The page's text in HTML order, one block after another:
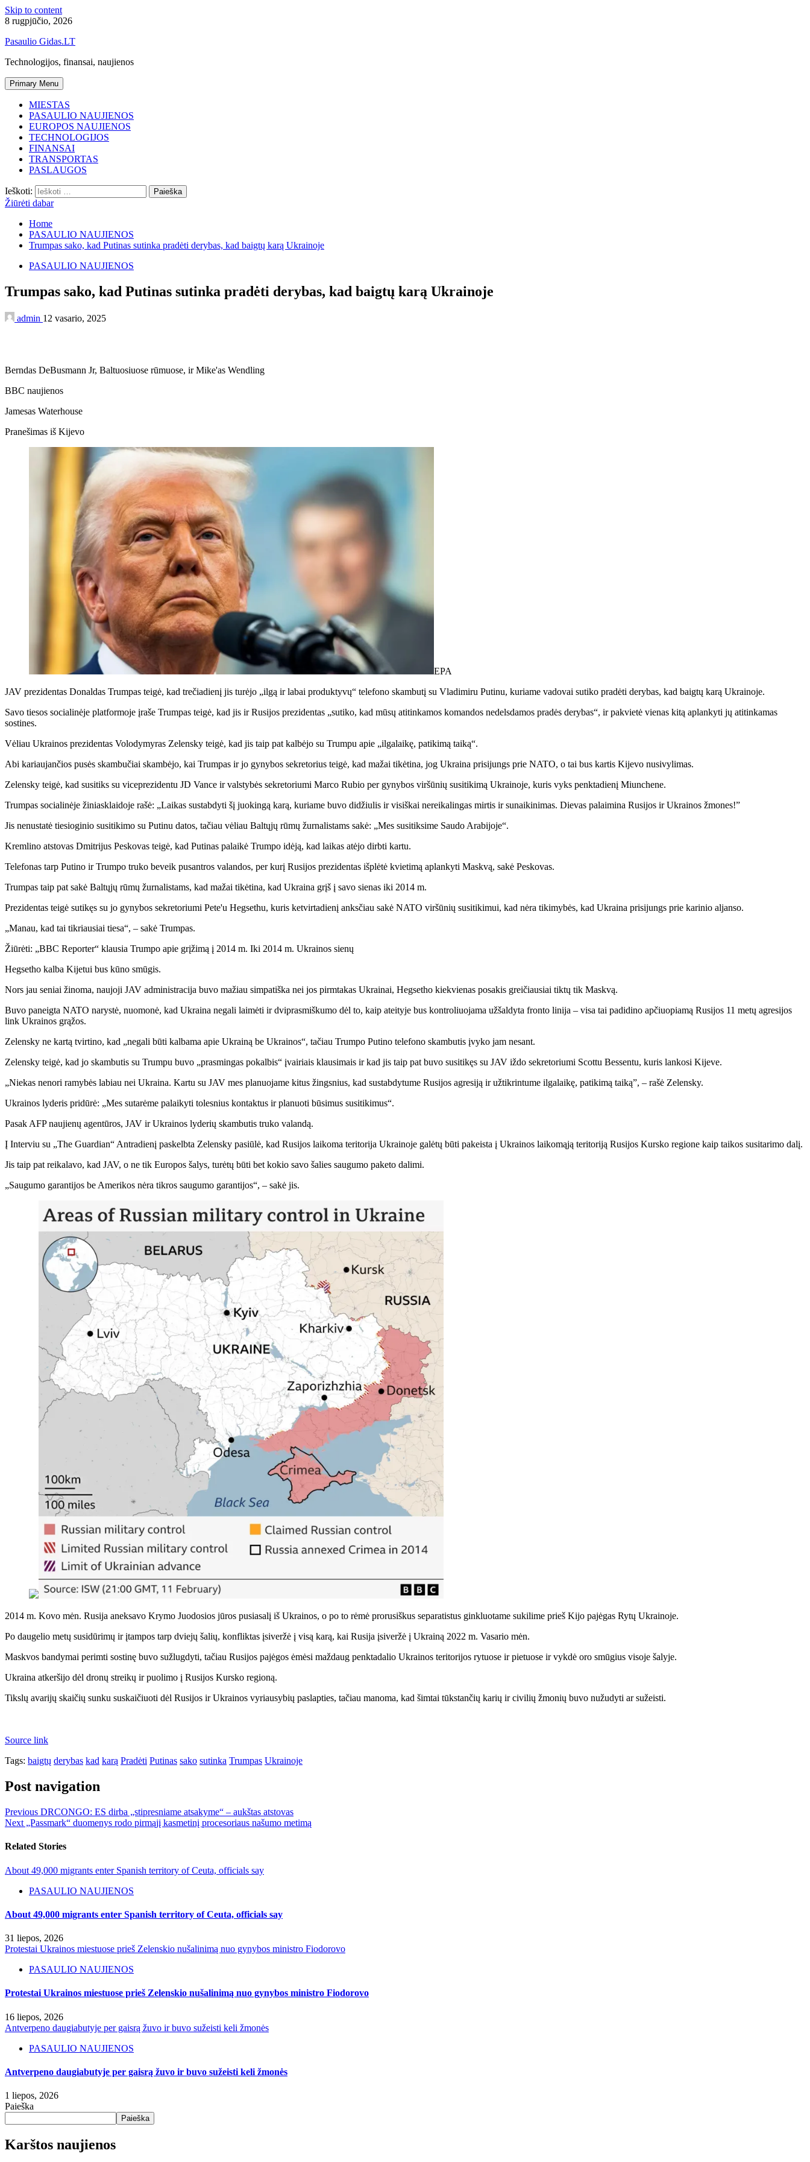
Skip to content
8 rugpjūčio, 2026
Pasaulio Gidas.LT
Technologijos, finansai, naujienos
Primary Menu
MIESTAS
PASAULIO NAUJIENOS
EUROPOS NAUJIENOS
TECHNOLOGIJOS
FINANSAI
TRANSPORTAS
PASLAUGOS
Ieškoti:
Žiūrėti dabar
Home
PASAULIO NAUJIENOS
Trumpas sako, kad Putinas sutinka pradėti derybas, kad baigtų karą Ukrainoje
PASAULIO NAUJIENOS
Trumpas sako, kad Putinas sutinka pradėti derybas, kad baigtų karą Ukrainoje
admin 12 vasario, 2025
Berndas DeBusmann Jr, Baltuosiuose rūmuose, ir Mike'as Wendling
BBC naujienos
Jamesas Waterhouse
Pranešimas iš Kijevo
EPA
JAV prezidentas Donaldas Trumpas teigė, kad trečiadienį jis turėjo „ilgą ir labai produktyvų“ telefono skambutį su Vladimiru Putinu, kuriame vadovai sutiko pradėti derybas, kad baigtų karą Ukrainoje.
Savo tiesos socialinėje platformoje įraše Trumpas teigė, kad jis ir Rusijos prezidentas „sutiko, kad mūsų atitinkamos komandos nedelsdamos pradės derybas“, ir pakvietė vienas kitą aplankyti jų atitinkamas
sostines.
Vėliau Ukrainos prezidentas Volodymyras Zelensky teigė, kad jis taip pat kalbėjo su Trumpu apie „ilgalaikę, patikimą taiką“.
Abi kariaujančios pusės skambučiai skambėjo, kai Trumpas ir jo gynybos sekretorius teigė, kad mažai tikėtina, jog Ukraina prisijungs prie NATO, o tai bus kartis Kijevo nusivylimas.
Zelensky teigė, kad susitiks su viceprezidentu JD Vance ir valstybės sekretoriumi Marco Rubio per gynybos viršūnių susitikimą Ukrainoje, kuris vyks penktadienį Miunchene.
Trumpas socialinėje žiniasklaidoje rašė: „Laikas sustabdyti šį juokingą karą, kuriame buvo didžiulis ir visiškai nereikalingas mirtis ir sunaikinimas. Dievas palaimina Rusijos ir Ukrainos žmones!”
Jis nenustatė tiesioginio susitikimo su Putinu datos, tačiau vėliau Baltųjų rūmų žurnalistams sakė: „Mes susitiksime Saudo Arabijoje“.
Kremlino atstovas Dmitrijus Peskovas teigė, kad Putinas palaikė Trumpo idėją, kad laikas atėjo dirbti kartu.
Telefonas tarp Putino ir Trumpo truko beveik pusantros valandos, per kurį Rusijos prezidentas išplėtė kvietimą aplankyti Maskvą, sakė Peskovas.
Trumpas taip pat sakė Baltųjų rūmų žurnalistams, kad mažai tikėtina, kad Ukraina grįš į savo sienas iki 2014 m.
Prezidentas teigė sutikęs su jo gynybos sekretoriumi Pete'u Hegsethu, kuris ketvirtadienį anksčiau sakė NATO viršūnių susitikimui, kad nėra tikimybės, kad Ukraina prisijungs prie karinio aljanso.
„Manau, kad tai tikriausiai tiesa“, – sakė Trumpas.
Žiūrėti: „BBC Reporter“ klausia Trumpo apie grįžimą į 2014 m. Iki 2014 m. Ukrainos sienų
Hegsetho kalba Kijetui bus kūno smūgis.
Nors jau seniai žinoma, naujoji JAV administracija buvo mažiau simpatiška nei jos pirmtakas Ukrainai, Hegsetho kiekvienas posakis greičiausiai tiktų tik Maskvą.
Buvo paneigta NATO narystė, nuomonė, kad Ukraina negali laimėti ir dviprasmiškumo dėl to, kaip ateityje bus kontroliuojama užšaldyta fronto linija – visa tai padidino apčiuopiamą Rusijos 11 metų agresijos
link Ukrainos grąžos.
Zelensky ne kartą tvirtino, kad „negali būti kalbama apie Ukrainą be Ukrainos“, tačiau Trumpo Putino telefono skambutis įvyko jam nesant.
Zelensky teigė, kad jo skambutis su Trumpu buvo „prasmingas pokalbis“ įvairiais klausimais ir kad jis taip pat buvo susitikęs su JAV iždo sekretoriumi Scottu Bessentu, kuris lankosi Kijeve.
„Niekas nenori ramybės labiau nei Ukraina. Kartu su JAV mes planuojame kitus žingsnius, kad sustabdytume Rusijos agresiją ir užtikrintume ilgalaikę, patikimą taiką”, – rašė Zelensky.
Ukrainos lyderis pridūrė: „Mes sutarėme palaikyti tolesnius kontaktus ir planuoti būsimus susitikimus“.
Pasak AFP naujienų agentūros, JAV ir Ukrainos lyderių skambutis truko valandą.
Į Interviu su „The Guardian“ Antradienį paskelbta Zelensky pasiūlė, kad Rusijos laikoma teritorija Ukrainoje galėtų būti pakeista į Ukrainos laikomąją teritoriją Rusijos Kursko regione kaip taikos susitarimo dalį.
Jis taip pat reikalavo, kad JAV, o ne tik Europos šalys, turėtų būti bet kokio savo šalies saugumo paketo dalimi.
„Saugumo garantijos be Amerikos nėra tikros saugumo garantijos“, – sakė jis.
2014 m. Kovo mėn. Rusija aneksavo Krymo Juodosios jūros pusiasalį iš Ukrainos, o po to rėmė prorusiškus separatistus ginkluotame sukilime prieš Kijo pajėgas Rytų Ukrainoje.
Po daugelio metų susidūrimų ir įtampos tarp dviejų šalių, konfliktas įsiveržė į visą karą, kai Rusija įsiveržė į Ukrainą 2022 m. Vasario mėn.
Maskvos bandymai perimti sostinę buvo sužlugdyti, tačiau Rusijos pajėgos ėmėsi maždaug penktadalio Ukrainos teritorijos rytuose ir pietuose ir vykdė oro smūgius visoje šalyje.
Ukraina atkeršijo dėl dronų streikų ir puolimo į Rusijos Kursko regioną.
Tikslų avarijų skaičių sunku suskaičiuoti dėl Rusijos ir Ukrainos vyriausybių paslapties, tačiau manoma, kad šimtai tūkstančių karių ir civilių žmonių buvo nužudyti ar sužeisti.
Source link
Tags: baigtų derybas kad karą Pradėti Putinas sako sutinka Trumpas Ukrainoje
Post navigation
Previous DRCONGO: ES dirba „stipresniame atsakyme“ – aukštas atstovas
Next „Passmark“ duomenys rodo pirmąjį kasmetinį procesoriaus našumo metimą
Related Stories
About 49,000 migrants enter Spanish territory of Ceuta, officials say
PASAULIO NAUJIENOS
About 49,000 migrants enter Spanish territory of Ceuta, officials say
31 liepos, 2026
Protestai Ukrainos miestuose prieš Zelenskio nušalinimą nuo gynybos ministro Fiodorovo
PASAULIO NAUJIENOS
Protestai Ukrainos miestuose prieš Zelenskio nušalinimą nuo gynybos ministro Fiodorovo
16 liepos, 2026
Antverpeno daugiabutyje per gaisrą žuvo ir buvo sužeisti keli žmonės
PASAULIO NAUJIENOS
Antverpeno daugiabutyje per gaisrą žuvo ir buvo sužeisti keli žmonės
1 liepos, 2026
Paieška
Paieška
Karštos naujienos